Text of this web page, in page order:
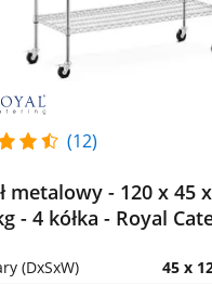
(12)
metalowy - 120 x 45
- 4 kółka - Royal
(DxSxW) 45 x